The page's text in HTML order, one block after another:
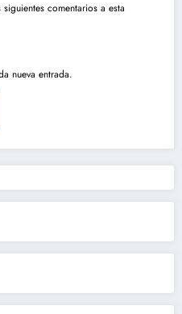
comentarios a esta
nueva entrada.